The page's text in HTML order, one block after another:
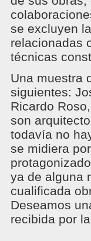
se excluyen
relacionadas
técnicas
Una muestra
siguientes:
Ricardo
son
todavía no
se midiera
ya de alguna
cualificada
Deseamos
recibida por